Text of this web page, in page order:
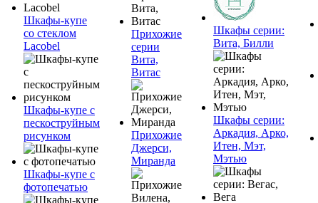
Шкафы-купе
со стеклом
Lacobel
Шкафы-купе с
пескоструйным
рисунком
Шкафы-купе с
фотопечатью
Прихожие
серии
Вита,
Витас
Прихожие
Джерси,
Миранда
Шкафы серии:
Вита, Билли
Шкафы серии:
Аркадия, Арко,
Итен, Мэт,
Мэтью